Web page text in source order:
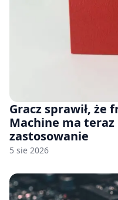
Gracz sprawił, że
Machine ma teraz
zastosowanie
5 sie 2026